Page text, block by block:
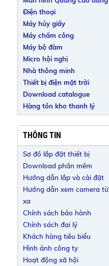
Điện thoại
Máy hủy giấy
Máy chấm công
Máy bộ đàm
Micro hội nghị
Nhà thông minh
Thiết bị điện mặt trời
Download catalogue
Hàng tồn kho thanh lý
THÔNG TIN
Sơ đồ lắp đặt thiết bị
Download phần mềm
Hướng dẫn lắp và cài đặt
Hướng dẫn xem camera từ
xa
Chính sách bảo hành
Chính sách đại lý
Khách hàng tiêu biểu
Hình ảnh công ty
Hoạt động xã hội